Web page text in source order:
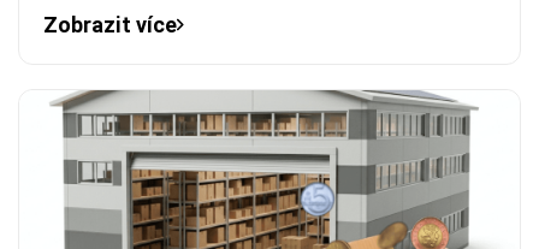
Zobrazit více